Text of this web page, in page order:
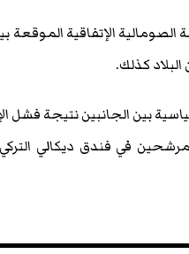
الإتفاقية الموقعة
كذلك.
بين الجانبين نتيجة فشل
في فندق ديكالي